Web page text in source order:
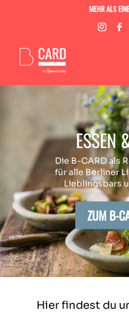
MEHR ALS
ESSEN
Die B-CARD als
für alle Berliner
Lieblingsbars
ZUM B-
Hier findest du